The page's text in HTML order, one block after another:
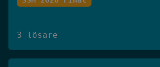
3 lösare